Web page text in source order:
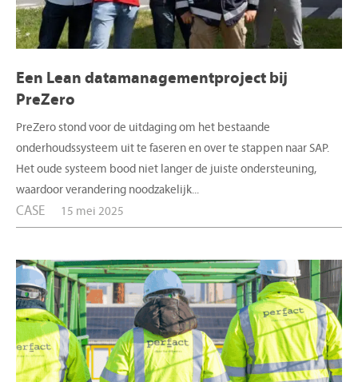
Een Lean datamanagementproject bij
PreZero
PreZero stond voor de uitdaging om het bestaande
onderhoudssysteem uit te faseren en over te stappen naar SAP.
Het oude systeem bood niet langer de juiste ondersteuning,
waardoor verandering noodzakelijk...
CASE 15 mei 2025